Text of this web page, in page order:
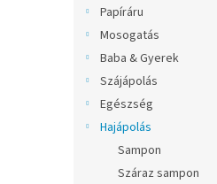
Papíráru
Mosogatás
Baba & Gyerek
Szájápolás
Egészség
Hajápolás
Sampon
Száraz sampon